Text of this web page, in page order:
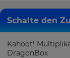
Schalte den
Kahoot!
DragonBox